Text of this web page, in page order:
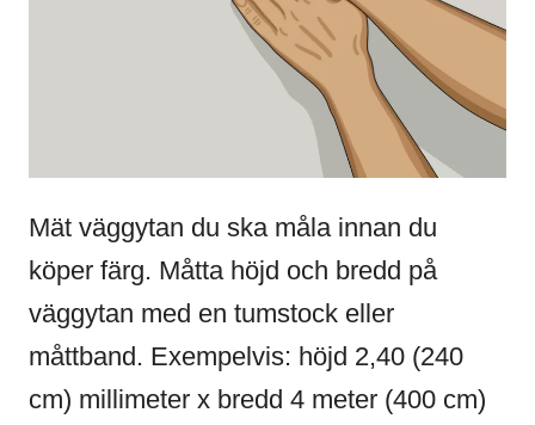
Mät väggytan du ska måla innan du
köper färg. Måtta höjd och bredd på
väggytan med en tumstock eller
måttband. Exempelvis: höjd 2,40 (240
cm) millimeter x bredd 4 meter (400 cm)